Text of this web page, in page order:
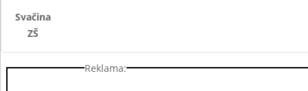
Svačina
ZŠ
Reklama: